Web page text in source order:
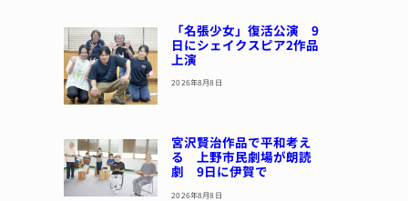
「名張少女」復活公演 9
日にシェイクスピア2作品
上演
2026年8月8日
宮沢賢治作品で平和考え
る 上野市民劇場が朗読
劇 9日に伊賀で
2026年8月8日